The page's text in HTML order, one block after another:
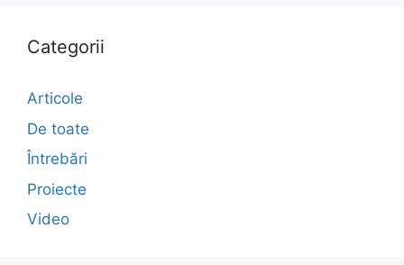
Categorii
Articole
De toate
Întrebări
Proiecte
Video